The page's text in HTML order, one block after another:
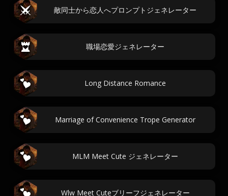
敵同士から恋人へプロンプトジェネレーター
職場恋愛ジェネレーター
Long Distance Romance
Marriage of Convenience Trope Generator
MLM Meet Cute ジェネレーター
Wlw Meet Cuteブリーフジェネレーター